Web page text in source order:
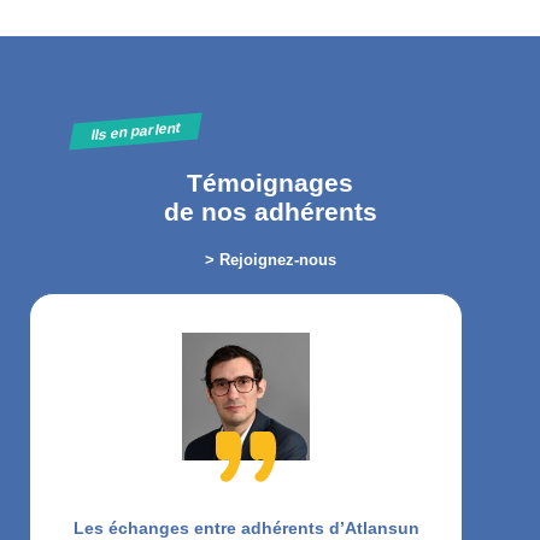
Ils en parlent
Témoignages
de nos adhérents
> Rejoignez-nous
Les échanges entre adhérents d’Atlansun